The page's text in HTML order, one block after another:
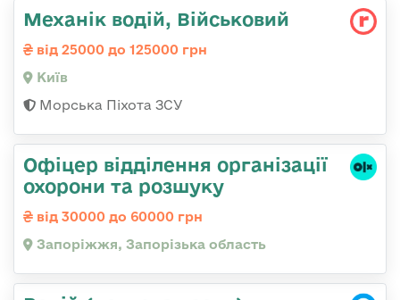
Механік водій, Військовий
від 25000 до 125000 грн
Київ
Морська Піхота ЗСУ
Офіцер відділення організації
охорони та розшуку
від 30000 до 60000 грн
Запоріжжя, Запорізька область